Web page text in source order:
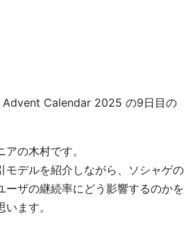
Calendar 2025 の9日目の
の木村です。
モデルを紹介しながら、ソシャゲの
ーザの継続率にどう影響するのかを
ます。